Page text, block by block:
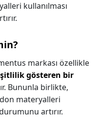
kullanılması
markası özellikle
gösteren bir
Bununla birlikte,
materyalleri
artırır.